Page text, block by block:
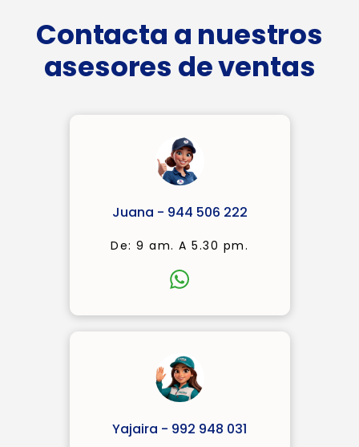
Contacta a nuestros
asesores de ventas
Juana - 944 506 222
De: 9 am. A 5.30 pm.
Yajaira - 992 948 031